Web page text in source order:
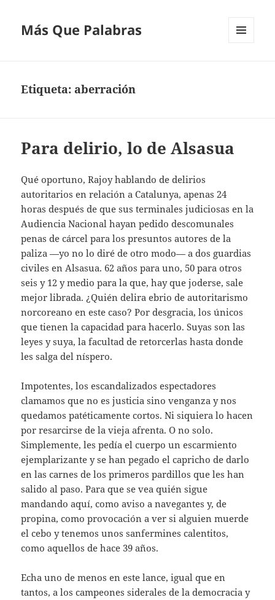
Más Que Palabras
Etiqueta: aberración
Para delirio, lo de Alsasua
Qué oportuno, Rajoy hablando de delirios
autoritarios en relación a Catalunya, apenas 24
horas después de que sus terminales judiciosas en la
Audiencia Nacional hayan pedido descomunales
penas de cárcel para los presuntos autores de la
paliza —yo no lo diré de otro modo— a dos guardias
civiles en Alsasua. 62 años para uno, 50 para otros
seis y 12 y medio para la que, hay que joderse, sale
mejor librada. ¿Quién delira ebrio de autoritarismo
norcoreano en este caso? Por desgracia, los únicos
que tienen la capacidad para hacerlo. Suyas son las
leyes y suya, la facultad de retorcerlas hasta donde
les salga del níspero.
Impotentes, los escandalizados espectadores
clamamos que no es justicia sino venganza y nos
quedamos patéticamente cortos. Ni siquiera lo hacen
por resarcirse de la vieja afrenta. O no solo.
Simplemente, les pedía el cuerpo un escarmiento
ejemplarizante y se han pegado el capricho de darlo
en las carnes de los primeros pardillos que les han
salido al paso. Para que se vea quién sigue
mandando aquí, como aviso a navegantes y, de
propina, como provocación a ver si alguien muerde
el cebo y tenemos unos sanfermines calentitos,
como aquellos de hace 39 años.
Echa uno de menos en este lance, igual que en
tantos, a los campeones siderales de la democracia y